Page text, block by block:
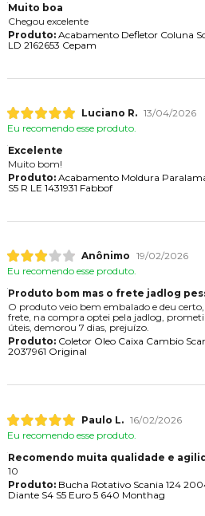
Muito boa
Chegou excelente
Produto:Acabamento Defletor Coluna
LD 2162653 Cepam
Luciano R. 13/04/2026
Eu recomendo esse produto.
Excelente
Muito bom!
Produto:Acabamento Moldura
S5 R LE 1431931 Fabbof
Anônimo 19/02/2026
Eu recomendo esse produto.
Produto bom mas o frete jadlog
O produto veio bem embalado e deu
frete, na compra optei pela jadlog,
úteis, demorou 7 dias, prejuízo.
Produto:Coletor Oleo Caixa Cambio
2037961 Original
Paulo L. 16/02/2026
Eu recomendo esse produto.
Recomendo muita qualidade e
10
Produto:Bucha Rotativo Scania 124
Diante S4 S5 Euro 5 640 Monthag